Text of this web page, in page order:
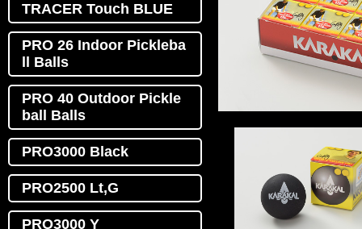
TRACER Touch BLUE
PRO 26 Indoor Pickleba
ll Balls
PRO 40 Outdoor Pickle
ball Balls
PRO3000 Black
PRO2500 Lt,G
PRO3000 Y